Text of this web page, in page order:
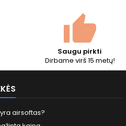
Saugu pirkti
Dirbame virš 15 metų!
airsoftas?